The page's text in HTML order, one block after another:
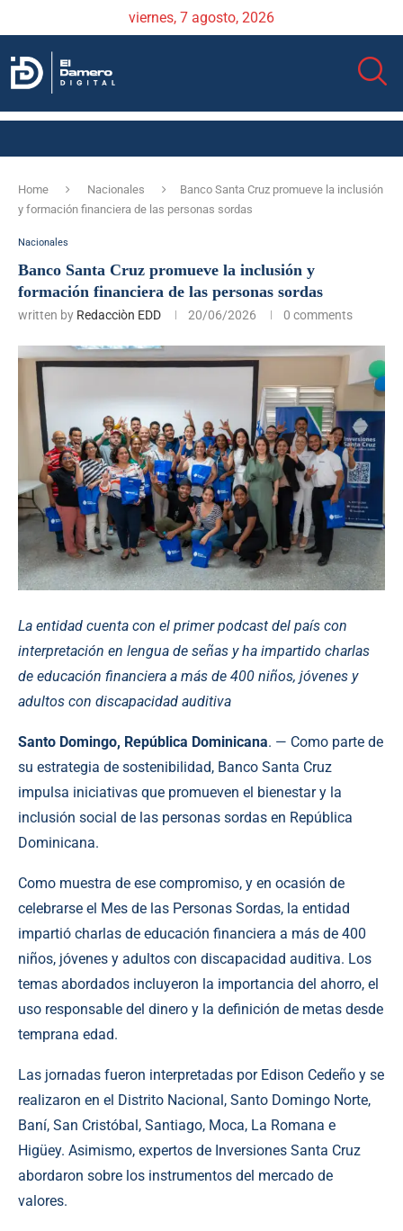
viernes, 7 agosto, 2026
Home Nacionales
Banco Santa Cruz promueve la inclusión
y formación financiera de las personas sordas
Nacionales
Banco Santa Cruz promueve la inclusión y
formación financiera de las personas sordas
written by Redacciòn EDD 20/06/2026 0 comments
La entidad cuenta con el primer podcast del país con
interpretación en lengua de señas y ha impartido charlas
de educación financiera a más de 400 niños, jóvenes y
adultos con discapacidad auditiva
Santo Domingo, República Dominicana. — Como parte de
su estrategia de sostenibilidad, Banco Santa Cruz
impulsa iniciativas que promueven el bienestar y la
inclusión social de las personas sordas en República
Dominicana.
Como muestra de ese compromiso, y en ocasión de
celebrarse el Mes de las Personas Sordas, la entidad
impartió charlas de educación financiera a más de 400
niños, jóvenes y adultos con discapacidad auditiva. Los
temas abordados incluyeron la importancia del ahorro, el
uso responsable del dinero y la definición de metas desde
temprana edad.
Las jornadas fueron interpretadas por Edison Cedeño y se
realizaron en el Distrito Nacional, Santo Domingo Norte,
Baní, San Cristóbal, Santiago, Moca, La Romana e
Higüey. Asimismo, expertos de Inversiones Santa Cruz
abordaron sobre los instrumentos del mercado de
valores.